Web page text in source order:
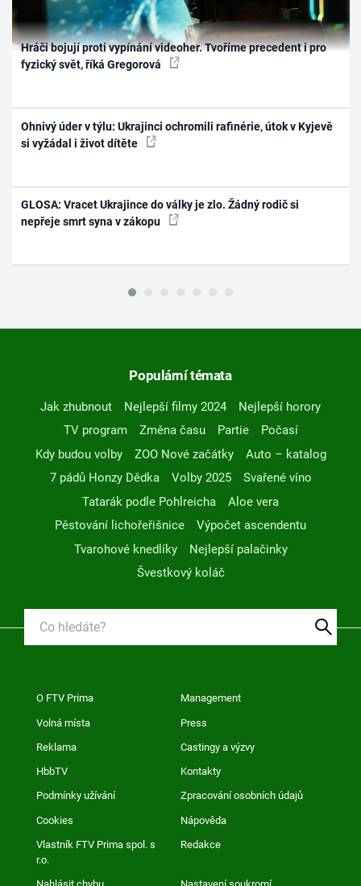
Hráči bojují proti vypínání videoher. Tvoříme precedent i pro
fyzický svět, říká Gregorová
Ohnivý úder v týlu: Ukrajinci ochromili rafinérie, útok v Kyjevě
si vyžádal i život dítěte
GLOSA: Vracet Ukrajince do války je zlo. Žádný rodič si
nepřeje smrt syna v zákopu
Populární témata
Jak zhubnout Nejlepší filmy 2024
Nejlepší horory
TV program
Změna času Partie
Počasí
Kdy budou volby
ZOO Nové začátky
Auto – katalog
7 pádů Honzy Dědka
Volby 2025
Svařené víno
Tatarák podle Pohlreicha
Aloe vera
Pěstování lichořeřišnice
Výpočet ascendentu
Tvarohové knedlíky
Nejlepší palačinky
Švestkový koláč
O FTV Prima Management
Volná místa Press
Reklama Castingy a výzvy
HbbTV Kontakty
Podmínky užívání Zpracování osobních údajů
Cookies Nápověda
Vlastník FTV Prima spol. s
r.o.
Redakce